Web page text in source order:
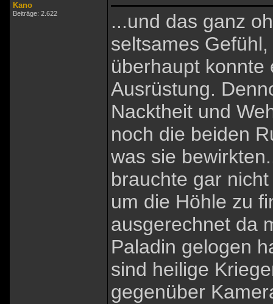
Kano
Beiträge: 2.622
...und das ganz
seltsames
überhaupt konnte
Ausrüstung.
Nacktheit und
noch die beiden
was sie
brauchte gar
um die Höhle zu
ausgerechnet da
Paladin gelogen
sind heilige
gegenüber